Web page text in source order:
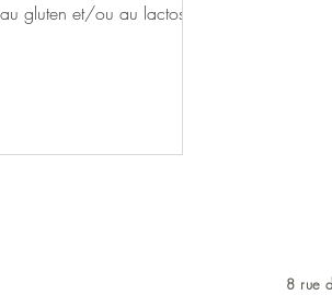
gluten et/ou au lactose
8 rue